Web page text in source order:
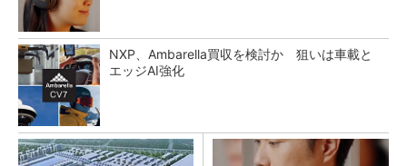
NXP、Ambarella買収を検討か 狙いは車載と
エッジAI強化